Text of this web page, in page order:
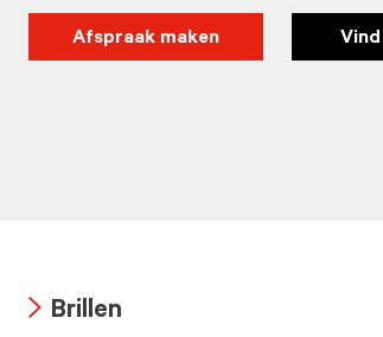
Afspraak maken
Brillen